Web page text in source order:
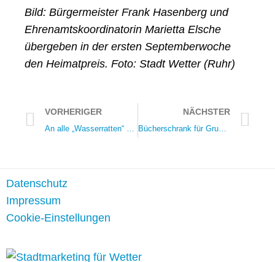
Bild: Bürgermeister Frank Hasenberg und
Ehrenamtskoordinatorin Marietta Elsche
übergeben in der ersten Septemberwoche
den Heimatpreis. Foto: Stadt Wetter (Ruhr)
VORHERIGER
An alle „Wasserratten“ – Wir dürfen wieder!
NÄCHSTER
Bücherschrank für Grundschöttel: Ein Treffpunkt für Lesende und die Gemeinschaft
Datenschutz
Impressum
Cookie-Einstellungen